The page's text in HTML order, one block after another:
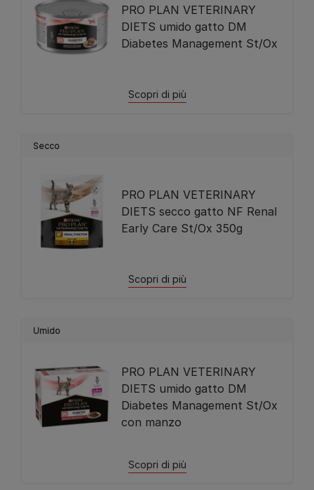
PRO PLAN VETERINARY
DIETS umido gatto DM
Diabetes Management St/Ox
Scopri di più
Secco
PRO PLAN VETERINARY
DIETS secco gatto NF Renal
Early Care St/Ox 350g
Scopri di più
Umido
PRO PLAN VETERINARY
DIETS umido gatto DM
Diabetes Management St/Ox
con manzo
Scopri di più